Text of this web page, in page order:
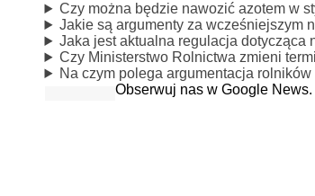
Czy można będzie nawozić azotem w
Jakie są argumenty za wcześniejszym
Jaka jest aktualna regulacja dotycząca
Czy Ministerstwo Rolnictwa zmieni
Na czym polega argumentacja
Obserwuj nas w Google